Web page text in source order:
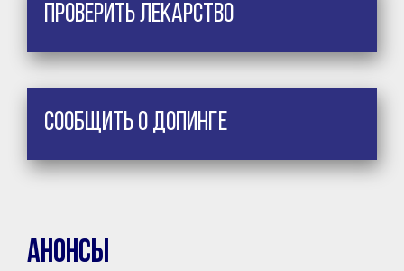
Проверить лекарство
Сообщить о допинге
Анонсы